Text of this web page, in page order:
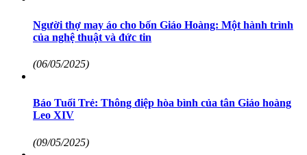
Người thợ may áo cho bốn Giáo Hoàng: Một hành trình
của nghệ thuật và đức tin
(06/05/2025)
Báo Tuổi Trẻ: Thông điệp hòa bình của tân Giáo hoàng
Leo XIV
(09/05/2025)